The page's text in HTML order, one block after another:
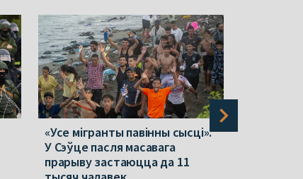
«Усе мігранты павінны сысці».
У Сэўце пасля масавага
прарыву застаюцца да 11